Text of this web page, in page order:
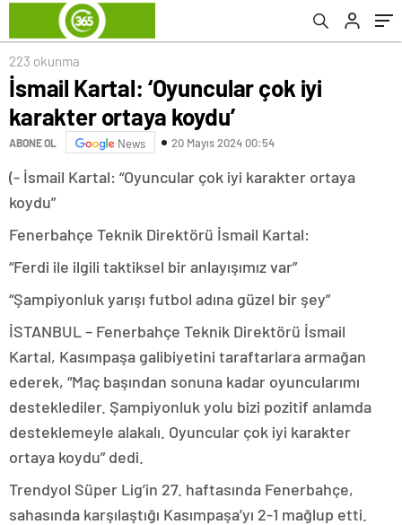
223 okunma
İsmail Kartal: ‘Oyuncular çok iyi
karakter ortaya koydu’
ABONE OL News 20 Mayıs 2024 00:54
(- İsmail Kartal: “Oyuncular çok iyi karakter ortaya
koydu”
Fenerbahçe Teknik Direktörü İsmail Kartal:
“Ferdi ile ilgili taktiksel bir anlayışımız var”
“Şampiyonluk yarışı futbol adına güzel bir şey”
İSTANBUL – Fenerbahçe Teknik Direktörü İsmail
Kartal, Kasımpaşa galibiyetini taraftarlara armağan
ederek, “Maç başından sonuna kadar oyuncularımı
desteklediler. Şampiyonluk yolu bizi pozitif anlamda
desteklemeyle alakalı. Oyuncular çok iyi karakter
ortaya koydu” dedi.
Trendyol Süper Lig’in 27. haftasında Fenerbahçe,
sahasında karşılaştığı Kasımpaşa’yı 2-1 mağlup etti.